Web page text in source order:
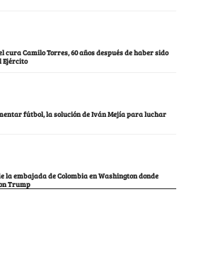
cura Camilo Torres, 60 años después de haber sido
Ejército
fútbol, la solución de Iván Mejía para luchar
la embajada de Colombia en Washington donde
Trump